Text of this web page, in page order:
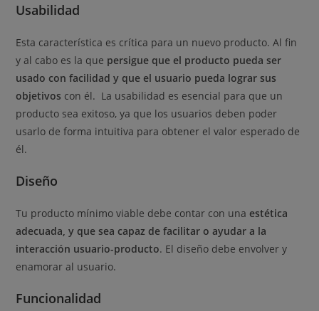
Usabilidad
Esta característica es crítica para un nuevo producto. Al fin
y al cabo es la que persigue que el producto pueda ser
usado con facilidad y que el usuario pueda lograr sus
objetivos con él. La usabilidad es esencial para que un
producto sea exitoso, ya que los usuarios deben poder
usarlo de forma intuitiva para obtener el valor esperado de
él.
Diseño
Tu producto mínimo viable debe contar con una estética
adecuada, y que sea capaz de facilitar o ayudar a la
interacción usuario-producto. El diseño debe envolver y
enamorar al usuario.
Funcionalidad